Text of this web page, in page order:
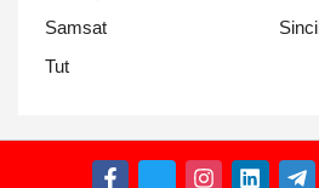
Samsat
Tut